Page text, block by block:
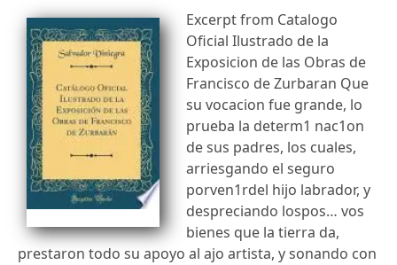
Excerpt from Catalogo
Oficial Ilustrado de la
Exposicion de las Obras de
Francisco de Zurbaran Que
su vocacion fue grande, lo
prueba la determ1 nac1on
de sus padres, los cuales,
arriesgando el seguro
porven1rdel hijo labrador, y
despreciando lospos… vos
bienes que la tierra da,
prestaron todo su apoyo al ajo artista, y sonando con